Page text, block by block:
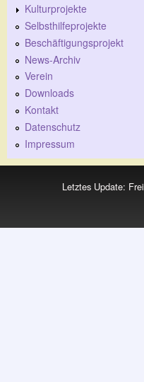
Kulturprojekte
Selbsthilfeprojekte
Beschäftigungsprojekt
News-Archiv
Verein
Downloads
Kontakt
Datenschutz
Impressum
Letztes Update: